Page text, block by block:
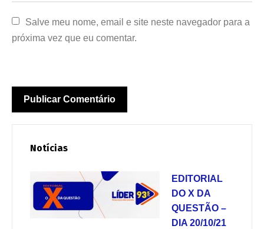
Salve meu nome, email e site neste navegador para a
próxima vez que eu comentar.
Notícias
EDITORIAL
DO X DA
QUESTÃO –
DIA 20/10/21